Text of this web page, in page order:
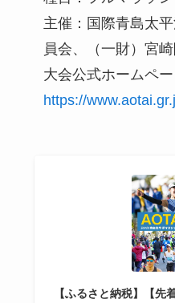
主催：国際青島太
員会、（一財）宮
大会公式ホームペー
https://
【ふるさと納税】【先